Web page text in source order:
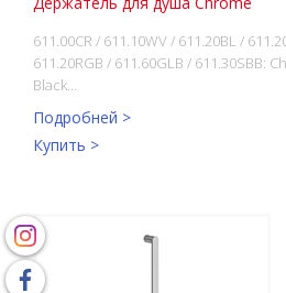
611.00CR / 611.10WV / 611.20BL /
611.20RGB / 611.60GLB / 611.30SBB:
Black…
Подробней >
Купить >